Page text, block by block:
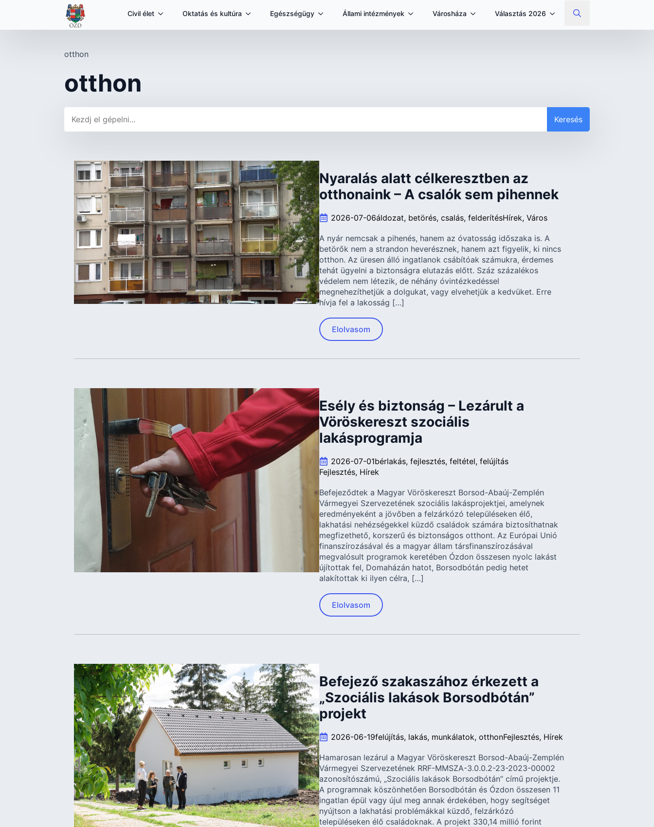
Civil élet Oktatás és kultúra Egészségügy Állami intézmények Városháza Választás 2026
Search
otthon
otthon
Keresés
Nyaralás alatt célkeresztben az
otthonaink – A csalók sem pihennek
2026-07-06áldozat betörés csalás felderítésHírek Város
A nyár nemcsak a pihenés, hanem az óvatosság időszaka is. A
betörők nem a strandon heverésznek, hanem azt figyelik, ki nincs
otthon. Az üresen álló ingatlanok csábítóak számukra, érdemes
tehát ügyelni a biztonságra elutazás előtt. Száz százalékos
védelem nem létezik, de néhány óvintézkedéssel
megnehezíthetjük a dolgukat, vagy elvehetjük a kedvüket. Erre
hívja fel a lakosság […]
Elolvasom
Esély és biztonság – Lezárult a
Vöröskereszt szociális
lakásprogramja
2026-07-01bérlakás fejlesztés feltétel felújítás
Fejlesztés Hírek
Befejeződtek a Magyar Vöröskereszt Borsod-Abaúj-Zemplén
Vármegyei Szervezetének szociális lakásprojektjei, amelynek
eredményeként a jövőben a felzárkózó településeken élő,
lakhatási nehézségekkel küzdő családok számára biztosíthatnak
megfizethető, korszerű és biztonságos otthont. Az Európai Unió
finanszírozásával és a magyar állam társfinanszírozásával
megvalósult programok keretében Ózdon összesen nyolc lakást
újítottak fel, Domaházán hatot, Borsodbótán pedig hetet
alakítottak ki ilyen célra, […]
Elolvasom
Befejező szakaszához érkezett a
„Szociális lakások Borsodbótán”
projekt
2026-06-19felújítás lakás munkálatok otthonFejlesztés Hírek
Hamarosan lezárul a Magyar Vöröskereszt Borsod-Abaúj-Zemplén
Vármegyei Szervezetének RRF-MMSZA-3.0.0.2-23-2023-00002
azonosítószámú, „Szociális lakások Borsodbótán” című projektje.
A programnak köszönhetően Borsodbótán és Ózdon összesen 11
ingatlan épül vagy újul meg annak érdekében, hogy segítséget
nyújtson a lakhatási problémákkal küzdő, felzárkózó
településeken élő családoknak. A projekt 330,14 millió forint